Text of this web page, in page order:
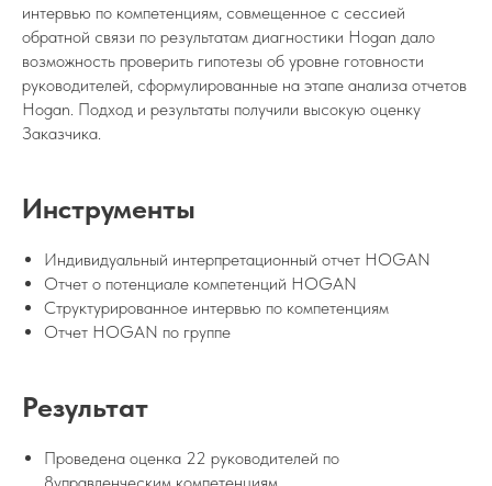
интервью по компетенциям, совмещенное с сессией
обратной связи по результатам диагностики Hogan дало
возможность проверить гипотезы об уровне готовности
руководителей, сформулированные на этапе анализа отчетов
Hogan. Подход и результаты получили высокую оценку
Заказчика.
Инструменты
Индивидуальный интерпретационный отчет HOGAN
Отчет о потенциале компетенций HOGAN
Структурированное интервью по компетенциям
Отчет HOGAN по группе
Результат
Проведена оценка 22 руководителей по
8управленческим компетенциям